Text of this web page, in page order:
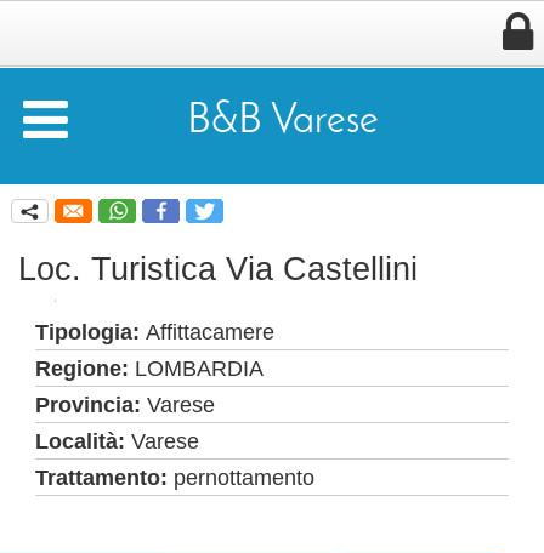

 B&B Varese
q
Loc. Turistica Via Castellini
Tipologia:Affittacamere
Regione: LOMBARDIA
Provincia:Varese
Località:Varese
Trattamento: pernottamento